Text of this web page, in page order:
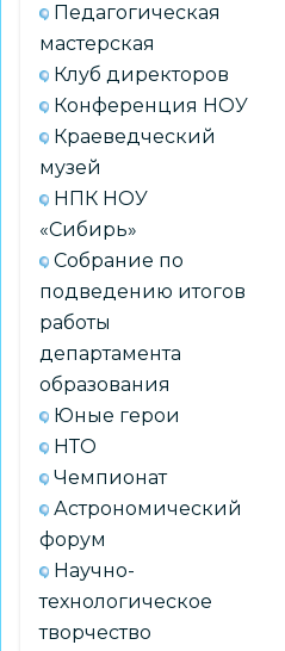
Педагогическая
мастерская
Клуб директоров
Конференция НОУ
Краеведческий
музей
НПК НОУ
«Сибирь»
Собрание по
подведению итогов
работы
департамента
образования
Юные герои
НТО
Чемпионат
Астрономический
форум
Научно-
технологическое
творчество